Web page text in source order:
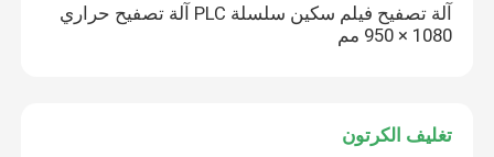
آلة تصفيح فيلم سكين سلسلة PLC آلة تصفيح حراري
1080 × 950 مم
تغليف الكرتون